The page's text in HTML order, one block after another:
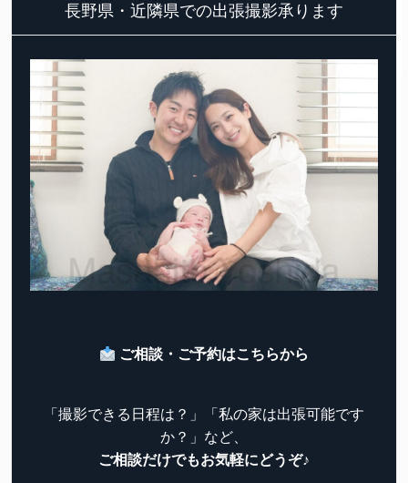
長野県・近隣県での出張撮影承ります
ご相談・ご予約はこちらから
「撮影できる日程は？」「私の家は出張可能です
か？」など、
ご相談だけでもお気軽にどうぞ♪